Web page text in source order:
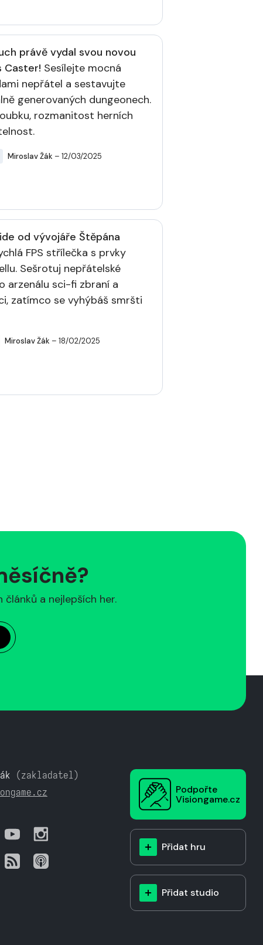
právě vydal svou novou
Caster! Sesílejte mocná
nepřátel a sestavujte
generovaných dungeonech.
rozmanitost herních
Miroslav Žák – 12/03/2025
od vývojáře Štěpána
FPS střílečka s prvky
Sešrotuj nepřátelské
arzenálu sci-fi zbraní a
zatímco se vyhýbáš smršti
Miroslav Žák – 18/02/2025
a nejlepších her.
(zakladatel)
Podpořte
Visiongame.cz
Přidat hru
Přidat studio